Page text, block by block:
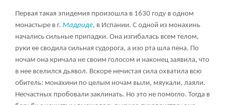
Первая такая эпидемия произошла в 1630 году в одном
монастыре в г. Мадриде, в Испании. С одной из монахинь
начались сильные припадки. Она изгибалась всем телом,
руки ее сводила сильная судорога, а изо рта шла пена. По
ночам она кричала не своим голосом и наконец заявила, что
в нее вселился дьявол. Вскоре нечистая сила охватила всю
обитель: монахини по целым ночам выли, мяукали, лаяли.
Несчастных пробовали заклинать. Но это не помогло. Тогда в